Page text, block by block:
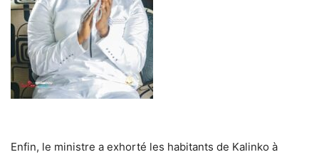
Enfin, le ministre a exhorté les habitants de Kalinko à